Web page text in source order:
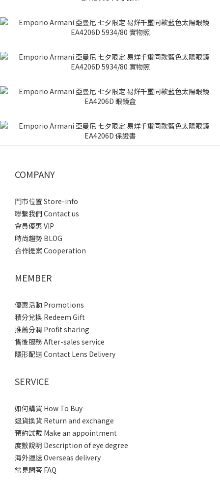
COMPANY
門市位置 Store-info
聯繫我們 Contact us
會員優惠 VIP
時尚趨勢 BLOG
合作提案 Cooperation
MEMBER
優惠活動 Promotions
積分兌換 Redeem Gift
推薦分潤 Profit sharing
售後服務 After-sales service
隱形配送 Contact Lens Delivery
SERVICE
如何購買 How To Buy
退貨換貨 Return and exchange
預約試戴 Make an appointment
度數說明 Description of eye degree
海外運送 Overseas delivery
常見問答 FAQ